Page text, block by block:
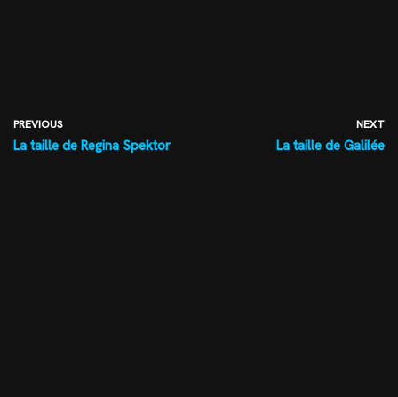
PREVIOUS
La taille de Regina Spektor
NEXT
La taille de Galilée